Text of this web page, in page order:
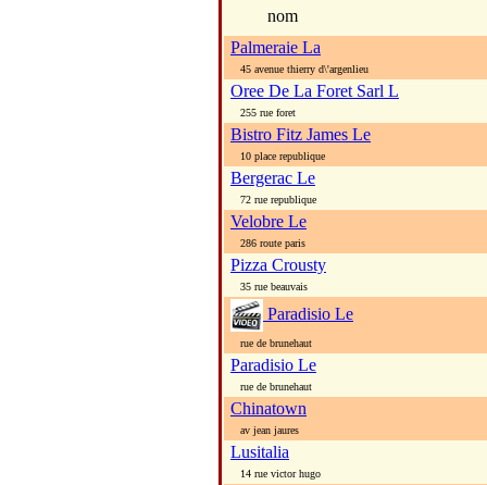
nom
Palmeraie La
45 avenue thierry d\'argenlieu
Oree De La Foret Sarl L
255 rue foret
Bistro Fitz James Le
10 place republique
Bergerac Le
72 rue republique
Velobre Le
286 route paris
Pizza Crousty
35 rue beauvais
Paradisio Le
rue de brunehaut
Paradisio Le
rue de brunehaut
Chinatown
av jean jaures
Lusitalia
14 rue victor hugo